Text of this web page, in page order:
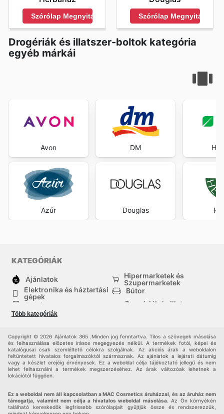
Szórólap Megnyitása Szórólap Megnyitása
Drogériák és illatszer-boltok kategória
egyéb márkái
Avon
Azúr
DM
Douglas
KATEGÓRIÁK
Ajánlatok
Hipermarketek és
Szupermarketek
Elektronika és háztartási
gépek
Bútor
Ruházat
Drogériák és illatszer-
háztartási cikkek
Több kategóriák
Copyright © 2026 Ajánlatok 365 .Minden jog fenntartva. Tilos a szövegek másolása
és felhasználása előzetes írásos megegyezés nélkül. A termékek fotói, képei és
katalógusai csak szemléltető célokra szolgálnak. Az akciós árak a weboldalon
feltüntetett hivatalos forgalmazóktól származnak. Az ajánlatok a lejárati dátumig
vagy a készlet erejéig érvényesek. Ez a weboldal célja tájékoztató jellegű és nem
lehet felhasználni a termékek megszerzéséhez. Az árak változóak lehetnek a
lokációtól függően.
Ez a weboldal nem áll kapcsolatban a MAC Cosmetics áruházzal, és az áruház nem
támogatja, valamint nem célja a hivatalos weboldal másolása. Az Ön környékén
található kereskedők legfrissebb szórólapjait gyűjtjük össze és rendszerezzük,